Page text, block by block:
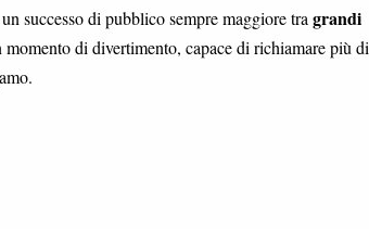
successo di pubblico sempre maggiore tra grandi
di divertimento, capace di richiamare più di